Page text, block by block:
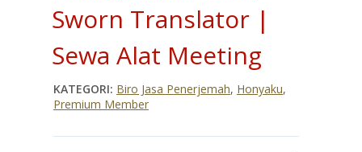
Sworn Translator |
Sewa Alat Meeting
KATEGORI: Biro Jasa Penerjemah, Honyaku,
Premium Member